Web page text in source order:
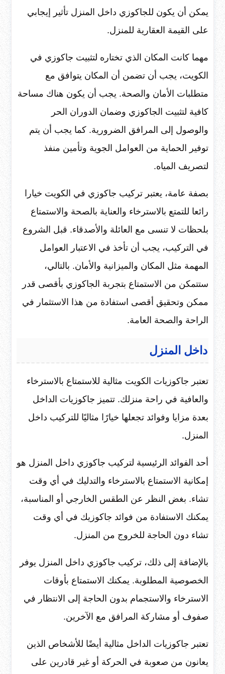
يمكن أن يكون للجاكوزي داخل المنزل تأثير إيجابي
على القيمة العقارية للمنزل.
مهما كانت المكان الذي تختاره لتثبيت جاكوزي في
الكويت، يجب أن تضمن أن المكان يتوافق مع
متطلبات الأمان والصحة. يجب أن يكون هناك مساحة
كافية لتثبيت الجاكوزي وضمان الدوران الحر
والوصول إلى المرافق الضرورية. كما يجب أن يتم
توفير الحماية من العوامل الجوية وتأمين منفذ
لتصريف المياه.
بصفة عامة، يعتبر تركيب جاكوزي في الكويت خيارا
رائعا للتمتع بالاسترخاء والعناية بالصحة والاستمتاع
بلحظات لا تنسى مع العائلة والأصدقاء. قبل الشروع
في التركيب، يجب أن تأخذ في الاعتبار العوامل
المهمة مثل المكان والميزانية والأمان. بالتالي،
ستتمكن من الاستمتاع بتجربة الجاكوزي بأقصى قدر
ممكن وتحقيق أقصى استفادة من هذا الاستثمار في
الراحة والصحة العامة.
داخل المنزل
تعتبر جاكوزيات الكويت مثالية للاستمتاع بالاسترخاء
والعافية في راحة منزلك. تتميز جاكوزيات الداخل
بعدة مزايا وفوائد تجعلها خيارًا مثاليًا للتركيب داخل
المنزل.
أحد الفوائد الرئيسية لتركيب جاكوزي داخل المنزل هو
إمكانية الاستمتاع بالاسترخاء والتدليك في أي وقت
تشاء. بغض النظر عن الطقس الخارجي أو المناسبة،
يمكنك الاستفادة من فوائد جاكوزيك في أي وقت
تشاء دون الحاجة للخروج من المنزل.
بالإضافة إلى ذلك، تركيب جاكوزي داخل المنزل يوفر
الخصوصية المطلوبة. يمكنك الاستمتاع بأوقات
الاسترخاء والاستجمام بدون الحاجة إلى الانتظار في
صفوف أو مشاركة المرافق مع الآخرين.
تعتبر جاكوزيات الداخل مثالية أيضًا للأشخاص الذين
يعانون من صعوبة في الحركة أو غير قادرين على